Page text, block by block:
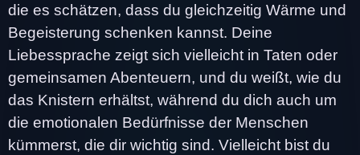
die es schätzen, dass du gleichzeitig Wärme und
Begeisterung schenken kannst. Deine
Liebessprache zeigt sich vielleicht in Taten oder
gemeinsamen Abenteuern, und du weißt, wie du
das Knistern erhältst, während du dich auch um
die emotionalen Bedürfnisse der Menschen
kümmerst, die dir wichtig sind. Vielleicht bist du